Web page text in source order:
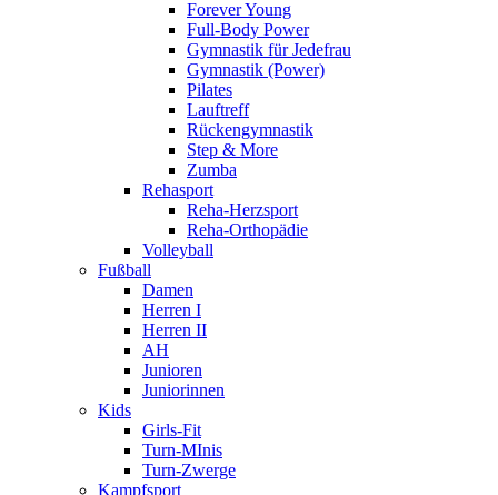
Forever Young
Full-Body Power
Gymnastik für Jedefrau
Gymnastik (Power)
Pilates
Lauftreff
Rückengymnastik
Step & More
Zumba
Rehasport
Reha-Herzsport
Reha-Orthopädie
Volleyball
Fußball
Damen
Herren I
Herren II
AH
Junioren
Juniorinnen
Kids
Girls-Fit
Turn-MInis
Turn-Zwerge
Kampfsport